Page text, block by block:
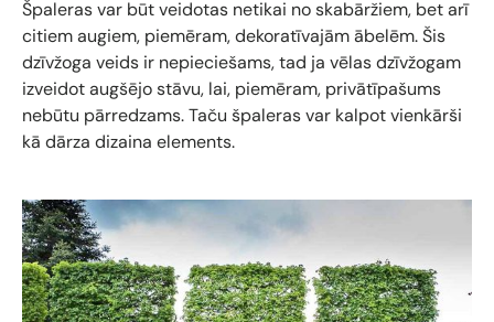
Špaleras var būt veidotas netikai no skabāržiem, bet arī
citiem augiem, piemēram, dekoratīvajām ābelēm. Šis
dzīvžoga veids ir nepieciešams, tad ja vēlas dzīvžogam
izveidot augšējo stāvu, lai, piemēram, privātīpašums
nebūtu pārredzams. Taču špaleras var kalpot vienkārši
kā dārza dizaina elements.